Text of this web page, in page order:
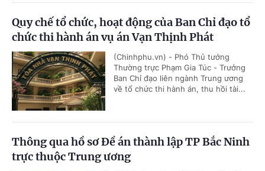
Quy chế tổ chức, hoạt động của Ban Chỉ đạo tổ
chức thi hành án vụ án Vạn Thịnh Phát
(Chinhphu.vn) - Phó Thủ tướng
Thường trực Phạm Gia Túc - Trưởng
Ban Chỉ đạo liên ngành Trung ương
về tổ chức thi hành án, thu hồi tài...
Thông qua hồ sơ Đề án thành lập TP Bắc Ninh
trực thuộc Trung ương